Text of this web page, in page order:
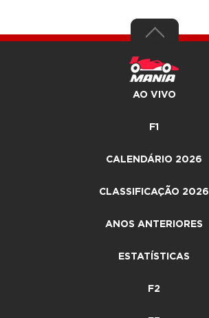
AO VIVO
F1
CALENDÁRIO 2026
CLASSIFICAÇÃO 2026
ANOS ANTERIORES
ESTATÍSTICAS
F2